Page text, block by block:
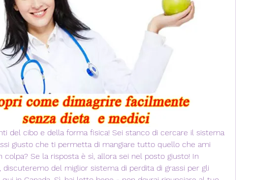
del cibo e della forma fisica! Sei stanco di cercare il sistema
giusto che ti permetta di mangiare tutto quello che ami
colpa? Se la risposta è sì, allora sei nel posto giusto! In
discuteremo del miglior sistema di perdita di grassi per gli